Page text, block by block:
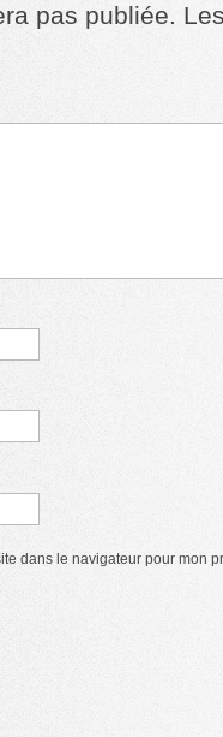
pas publiée.
dans le navigateur pour mon